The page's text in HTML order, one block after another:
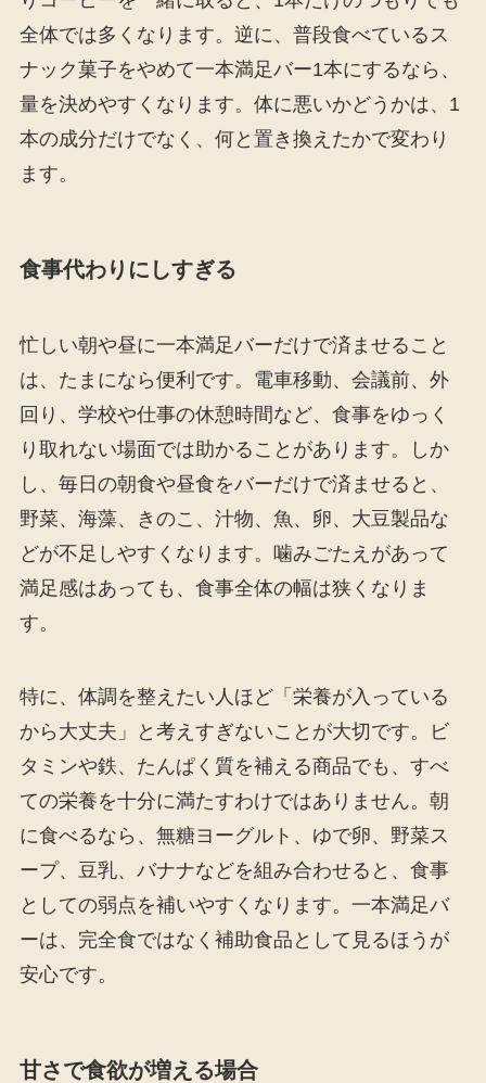
全体では多くなります。逆に、普段食べているス
ナック菓子をやめて一本満足バー1本にするなら、
量を決めやすくなります。体に悪いかどうかは、1
本の成分だけでなく、何と置き換えたかで変わり
ます。
食事代わりにしすぎる
忙しい朝や昼に一本満足バーだけで済ませること
は、たまになら便利です。電車移動、会議前、外
回り、学校や仕事の休憩時間など、食事をゆっく
り取れない場面では助かることがあります。しか
し、毎日の朝食や昼食をバーだけで済ませると、
野菜、海藻、きのこ、汁物、魚、卵、大豆製品な
どが不足しやすくなります。噛みごたえがあって
満足感はあっても、食事全体の幅は狭くなりま
す。
特に、体調を整えたい人ほど「栄養が入っている
から大丈夫」と考えすぎないことが大切です。ビ
タミンや鉄、たんぱく質を補える商品でも、すべ
ての栄養を十分に満たすわけではありません。朝
に食べるなら、無糖ヨーグルト、ゆで卵、野菜ス
ープ、豆乳、バナナなどを組み合わせると、食事
としての弱点を補いやすくなります。一本満足バ
ーは、完全食ではなく補助食品として見るほうが
安心です。
甘さで食欲が増える場合